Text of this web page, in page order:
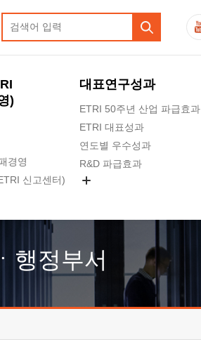
)
경영
신고센터)
황
대표연구성과
ETRI 50주년 산업 파급효과
ETRI 대표성과
연도별 우수성과
R&D 파급효과
행정부서